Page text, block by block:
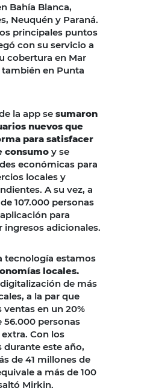
Bahía Blanca,
Neuquén y Paraná.
principales puntos
con su servicio a
cobertura en Mar
en Punta
la app se sumaron
nuevos que
para satisfacer
consumo y se
económicas para
locales y
A su vez, a
107.000 personas
para
ingresos adicionales.
tecnología estamos
locales.
de más
a la par que
en un 20%
56.000 personas
Con los
durante este año,
de 41 millones de
a más de 100
Mirkin.